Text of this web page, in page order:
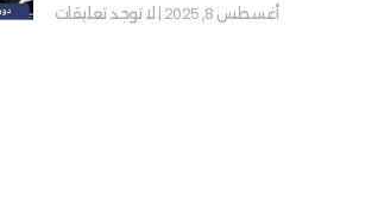
أغسطس 8, 2025
لا توجد تعليقات